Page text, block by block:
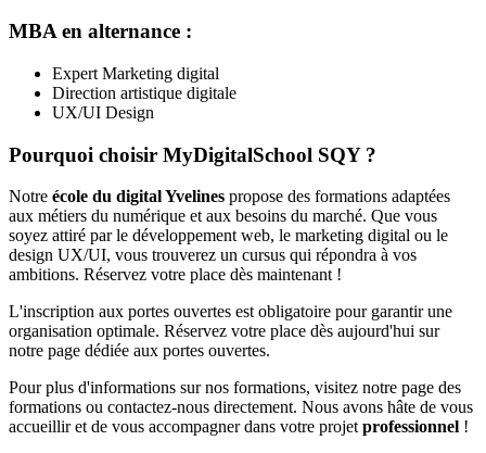
MBA en alternance :
Expert Marketing digital
Direction artistique digitale
UX/UI Design
Pourquoi choisir MyDigitalSchool SQY ?
Notre école du digital Yvelines propose des formations adaptées
aux métiers du numérique et aux besoins du marché. Que vous
soyez attiré par le développement web, le marketing digital ou le
design UX/UI, vous trouverez un cursus qui répondra à vos
ambitions. Réservez votre place dès maintenant !
L'inscription aux portes ouvertes est obligatoire pour garantir une
organisation optimale. Réservez votre place dès aujourd'hui sur
notre page dédiée aux portes ouvertes.
Pour plus d'informations sur nos formations, visitez notre page des
formations ou contactez-nous directement. Nous avons hâte de vous
accueillir et de vous accompagner dans votre projetprofessionnel !